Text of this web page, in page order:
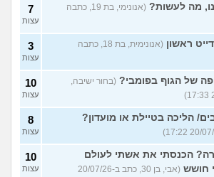
מה לעשות?
(אנונימי, בת 19, כתבה
7
עצות
ראשון
(אנונימית, בת 18, כתבה
3
עצות
של הגוף בפומבי? (בחור ישיבה,
10
עצות
הליכה בטיילת או מועדון? 8
עצות
הכנסתי את אשתי לעולם
חושש
(אבי, בן 30, כתב ב-20/07/26
10
עצות